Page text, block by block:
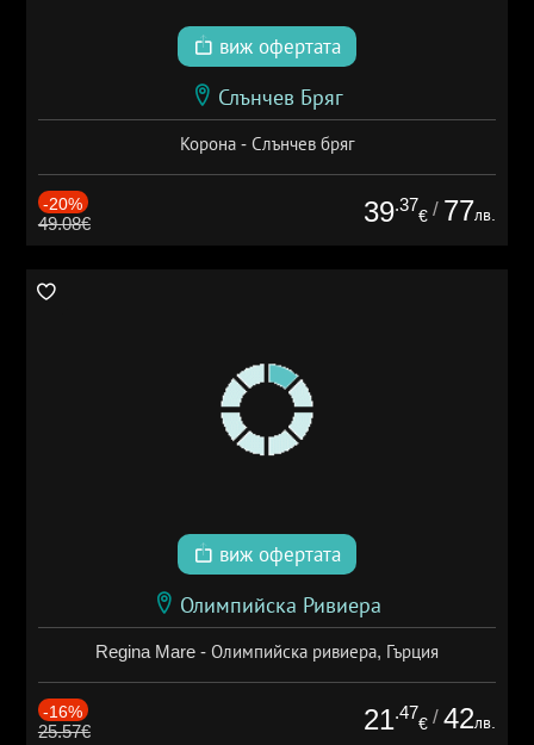
виж офертата
Слънчев Бряг
Корона - Слънчев бряг
-20%
49.08€ 39.37
€ / 77лв.
виж офертата
Олимпийска Ривиера
Regina Mare - Олимпийска ривиера, Гърция
-16%
25.57€ 21.47
€ / 42лв.